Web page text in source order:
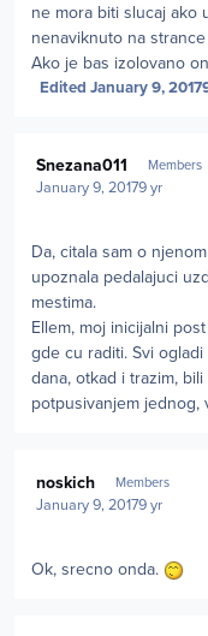
ne mora biti slucaj ako
nenaviknuto na
Ako je bas izolovano
Edited January 9, 2017
Snezana011 Members
January 9, 20179 yr
Da, citala sam o
upoznala pedalajuci
mestima.
Ellem, moj inicijalni
gde cu raditi. Svi
dana, otkad i trazim,
potpusivanjem jednog,
noskich Members
January 9, 20179 yr
Ok, srecno onda.